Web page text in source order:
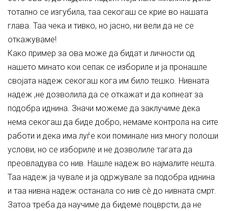
тотално се изгубила, таа секогаш се крие во нашата
глава. Таа чека и тивко, но јасно, ни вели да не се
откажуваме!
Како пример за ова може да бидат и личности од
нашето минато кои сепак се избориле и ја пронашле
својата надеж секогаш кога им било тешко. Нивната
надеж ,не дозволила да се откажат и да копнеат за
подобра иднина. Значи можеме да заклучиме дека
нема секогаш да биде добро, немаме контрола на сите
работи и дека има луѓе кои поминале низ многу полоши
услови, но се избориле и не дозволиле тагата да
преовладува со нив. Нашле надеж во најмалите нешта.
Таа надеж ја чувале и ја одржувале за подобра иднина
и таа нивна надеж останала со нив сè до нивната смрт.
Затоа треба да научиме да бидеме поцврсти, да не